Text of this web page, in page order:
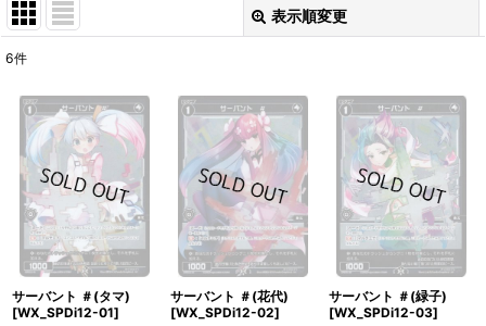
表示順変更
在庫あり
並び順 :
絞り込む
6件
サーバント ＃(タマ)
[WX_SPDi12-01]
サーバント ＃(花代)
[WX_SPDi12-02]
サーバント ＃(緑子)
[WX_SPDi12-03]